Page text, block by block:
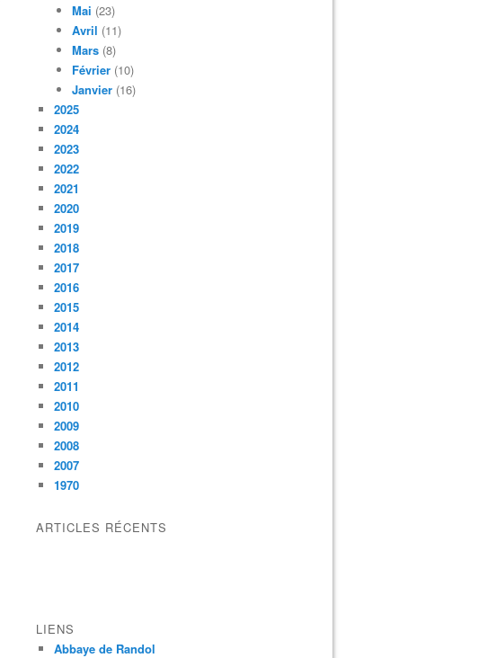
Mai (23)
Avril (11)
Mars (8)
Février (10)
Janvier (16)
2025
2024
2023
2022
2021
2020
2019
2018
2017
2016
2015
2014
2013
2012
2011
2010
2009
2008
2007
1970
ARTICLES RÉCENTS
LIENS
Abbaye de Randol